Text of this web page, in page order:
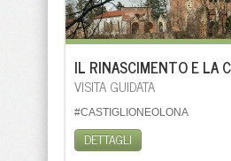
IL RINASCIMENTO E LA
VISITA GUIDATA
#CASTIGLIONEOLONA
DETTAGLI